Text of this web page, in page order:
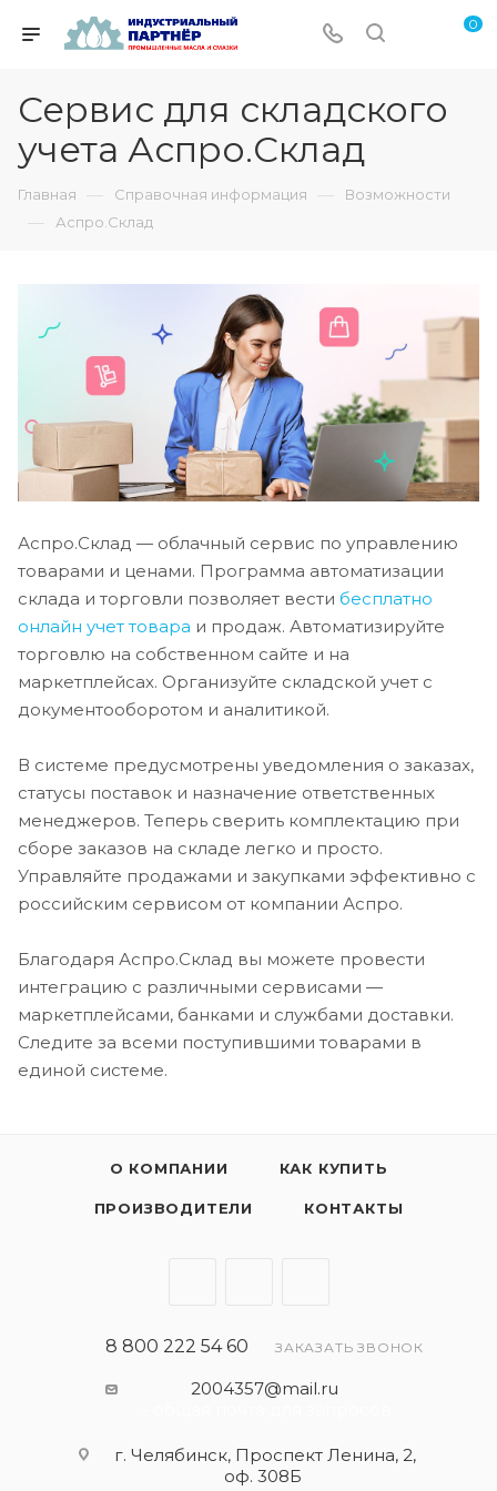
0
Сервис для складского
учета Аспро.Склад
Главная — Справочная информация — Возможности
— Аспро.Склад
Аспро.Склад — облачный сервис по управлению
товарами и ценами. Программа автоматизации
склада и торговли позволяет вести бесплатно
онлайн учет товара и продаж. Автоматизируйте
торговлю на собственном сайте и на
маркетплейсах. Организуйте складской учет с
документооборотом и аналитикой.
В системе предусмотрены уведомления о заказах,
статусы поставок и назначение ответственных
менеджеров. Теперь сверить комплектацию при
сборе заказов на складе легко и просто.
Управляйте продажами и закупками эффективно с
российским сервисом от компании Аспро.
Благодаря Аспро.Склад вы можете провести
интеграцию с различными сервисами —
маркетплейсами, банками и службами доставки.
Следите за всеми поступившими товарами в
единой системе.
О КОМПАНИИ КАК КУПИТЬ
ПРОИЗВОДИТЕЛИ КОНТАКТЫ
8 800 222 54 60 ЗАКАЗАТЬ ЗВОНОК
2004357@mail.ru
г. Челябинск, Проспект Ленина, 2,
оф. 308Б